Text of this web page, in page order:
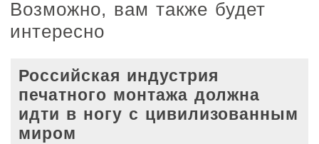
Возможно, вам также будет
интересно
Российская индустрия
печатного монтажа должна
идти в ногу с цивилизованным
миром